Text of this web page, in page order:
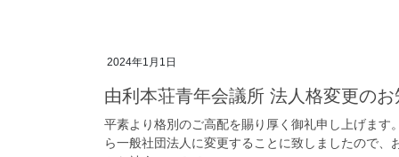
2024年1月1日
由利本荘青年会議所 法人格変更のお
平素より格別のご高配を賜り厚く御礼申し上げま
ら一般社団法人に変更することに致しましたので